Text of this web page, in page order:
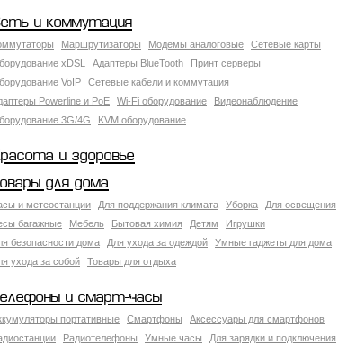
и коммутация
Маршрутизаторы Модемы аналоговые
Сетевые карты
xDSL
Адаптеры BlueTooth
Принт серверы
VoIP
Сетевые кабели и коммутация
Powerline и PoE
Wi-Fi оборудование
Видеонаблюдение
3G/4G
KVM оборудование
и здоровье
для дома
и метеостанции Для поддержания климата Уборка
Для освещения
багажные
Мебель Бытовая химия Детям
Игрушки
безопасности дома
Для ухода за одеждой
Умные гаджеты для дома
ухода за собой
Товары для отдыха
и смарт-часы
портативные Смартфоны
Аксессуары для смартфонов
Радиотелефоны Умные часы Для зарядки и подключения